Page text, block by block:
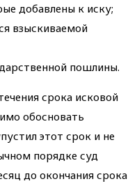
добавлены к иску;
взыскиваемой
пошлины.
срока исковой
обосновать
этот срок и не
порядке суд
до окончания срока